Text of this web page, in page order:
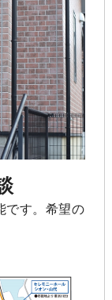
です。希望の